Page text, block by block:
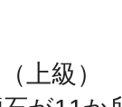
上級）